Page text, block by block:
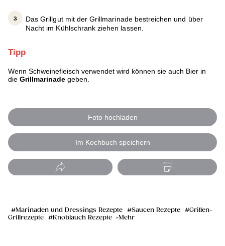
Das Grillgut mit der Grillmarinade bestreichen und über
Nacht im Kühlschrank ziehen lassen.
Tipp
Wenn Schweinefleisch verwendet wird können sie auch Bier in
die Grillmarinade geben.
Foto hochladen
Im Kochbuch speichern
Marinaden und Dressings Rezepte Saucen Rezepte
Grillen-
Grillrezepte
Knoblauch Rezepte Mehr